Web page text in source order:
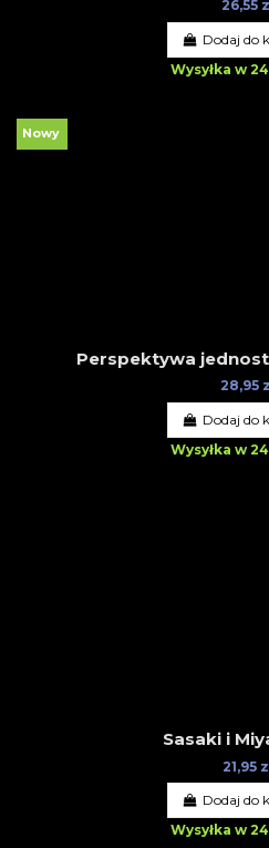
26,55
Dodaj do
Wysyłka w
Nowy
Perspektywa
28,95
Dodaj do
Wysyłka w
Sasaki i
21,95
Dodaj do
Wysyłka w